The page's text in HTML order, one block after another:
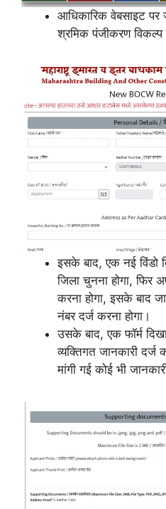
आधिकारिक वेबसाइट
श्रमिक पंजीकरण विकल्प
इसके बाद, एक नई विंडो
जिला चुनना होगा, फिर
करना होगा, इसके बाद
नंबर दर्ज करना होगा।
उसके बाद, एक फॉर्म
व्यक्तिगत जानकारी
मांगी गई कोई भी